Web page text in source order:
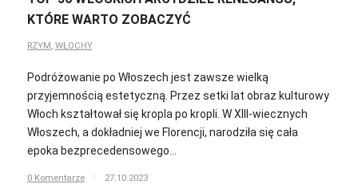
KTÓRE WARTO ZOBACZYĆ
RZYM, WŁOCHY
Podróżowanie po Włoszech jest zawsze wielką
przyjemnością estetyczną. Przez setki lat obraz kulturowy
Włoch kształtował się kropla po kropli. W XIII-wiecznych
Włoszech, a dokładniej we Florencji, narodziła się cała
epoka bezprecedensowego…
0 Komentarze / 27.10.2023